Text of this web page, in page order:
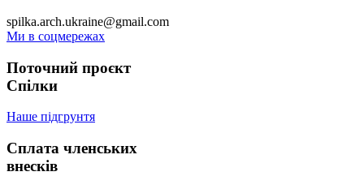
spilka.arch.ukraine@gmail.com
Ми в соцмережах
Поточний проєкт
Спілки
Наше підгрунтя
Сплата членських
внесків